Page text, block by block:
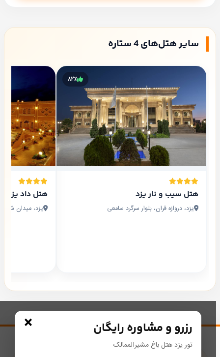
سایر هتل‌های 4 ستاره
۸۲٪
هتل سیب و نار یزد
یزد، دروازه قران، بلوار سرگرد سامعی
هتل داد یزد
یزد، میدان شهید
رزرو و مشاوره رایگان
تور یزد هتل باغ مشیرالممالک
×